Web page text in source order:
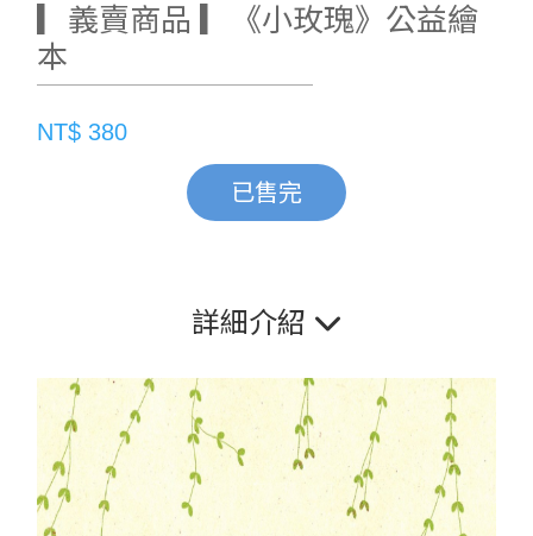
▎義賣商品 ▎《小玫瑰》公益繪
本
NT$ 380
已售完
詳細介紹